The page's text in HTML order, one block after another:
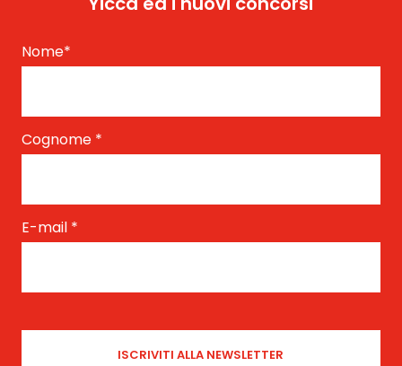
Nome*
Cognome *
E-mail *